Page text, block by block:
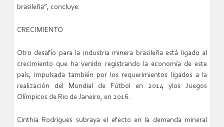
brasileña”, concluye.
CRECIMIENTO
Otro desafío para la industria minera brasileña está ligado al
crecimiento que ha venido registrando la economía de este
país, impulsada también por los requerimientos ligados a la
realización del Mundial de Fútbol en 2014 ylos Juegos
Olímpicos de Rio de Janeiro, en 2016.
Cinthia Rodrigues subraya el efecto en la demanda mineral